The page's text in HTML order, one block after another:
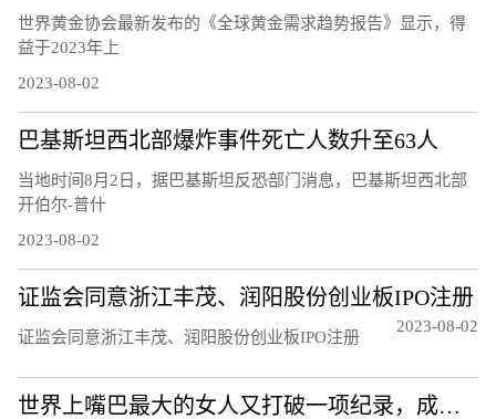
世界黄金协会最新发布的《全球黄金需求趋势报告》显示，得
益于2023年上
2023-08-02
巴基斯坦西北部爆炸事件死亡人数升至63人
当地时间8月2日，据巴基斯坦反恐部门消息，巴基斯坦西北部
开伯尔-普什
2023-08-02
证监会同意浙江丰茂、润阳股份创业板IPO注册
证监会同意浙江丰茂、润阳股份创业板IPO注册
2023-08-02
世界上嘴巴最大的女人又打破一项纪录，成为嘴巴最宽的女性，可以轻松塞进一整盒薯条